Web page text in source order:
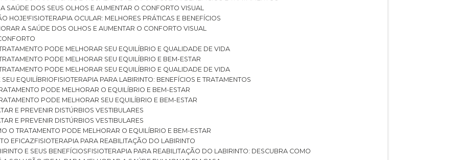
SAÚDE DOS SEUS OLHOS E AUMENTAR O CONFORTO VISUAL
HOJE! FISIOTERAPIA OCULAR: MELHORES PRÁTICAS E BENEFÍCIOS
A SAÚDE DOS OLHOS E AUMENTAR O CONFORTO VISUAL
PODE MELHORAR SEU EQUILÍBRIO E QUALIDADE DE VIDA
PODE MELHORAR SEU EQUILÍBRIO E BEM-ESTAR
PODE MELHORAR SEU EQUILÍBRIO E QUALIDADE DE VIDA
SEU EQUILÍBRIO
FISIOTERAPIA PARA LABIRINTO: BENEFÍCIOS E TRATAMENTOS
PODE MELHORAR O EQUILÍBRIO E BEM-ESTAR
PODE MELHORAR SEU EQUILÍBRIO E BEM-ESTAR
E PREVENIR DISTÚRBIOS VESTIBULARES
E PREVENIR DISTÚRBIOS VESTIBULARES
O TRATAMENTO PODE MELHORAR O EQUILÍBRIO E BEM-ESTAR
EFICAZ FISIOTERAPIA PARA REABILITAÇÃO DO LABIRINTO
E SEUS BENEFÍCIOS
FISIOTERAPIA PARA REABILITAÇÃO DO LABIRINTO: DESCUBRA COMO